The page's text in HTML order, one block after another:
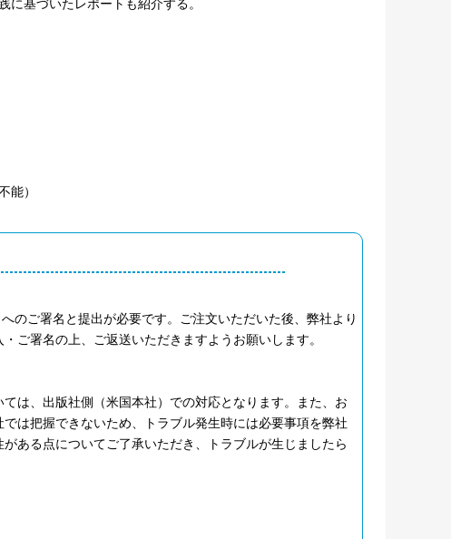
基づいたレポートも紹介する。
能）
のご署名と提出が必要です。ご注文いただいた後、弊社より
ご署名の上、ご返送いただきますようお願いします。
は、出版社側（米国本社）での対応となります。また、お
は把握できないため、トラブル発生時には必要事項を弊社
ある点についてご了承いただき、トラブルが生じましたら